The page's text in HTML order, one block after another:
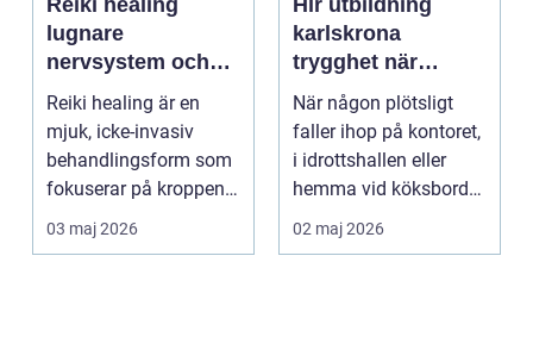
Reiki healing
lugnare
nervsystem och
djupare
återhämtning
Reiki healing är en
mjuk, icke-invasiv
behandlingsform som
fokuserar på kroppens
egen förmåga att lä...
03 maj 2026
Hlr utbildning
karlskrona
trygghet när
sekunderna
räknas
När någon plötsligt
faller ihop på kontoret,
i idrottshallen eller
hemma vid köksbordet
finns det ba...
02 maj 2026